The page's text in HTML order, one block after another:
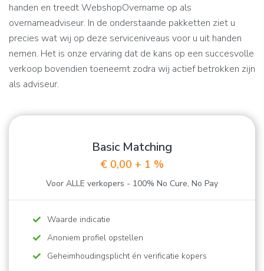
handen en treedt WebshopOvername op als
overnameadviseur. In de onderstaande pakketten ziet u
precies wat wij op deze serviceniveaus voor u uit handen
nemen. Het is onze ervaring dat de kans op een succesvolle
verkoop bovendien toeneemt zodra wij actief betrokken zijn
als adviseur.
Basic Matching
€ 0,00 + 1 %
Voor ALLE verkopers - 100% No Cure, No Pay
Waarde indicatie
Anoniem profiel opstellen
Geheimhoudingsplicht én verificatie kopers